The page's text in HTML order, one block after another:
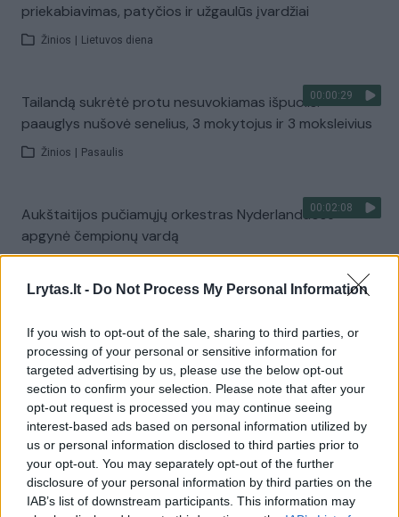
Lrytas.lt - Do Not Process My Personal Information
If you wish to opt-out of the sale, sharing to third parties, or
processing of your personal or sensitive information for
targeted advertising by us, please use the below opt-out
section to confirm your selection. Please note that after your
opt-out request is processed you may continue seeing
interest-based ads based on personal information utilized by
us or personal information disclosed to third parties prior to
your opt-out. You may separately opt-out of the further
disclosure of your personal information by third parties on the
IAB’s list of downstream participants. This information may
priekabiavimas, patyčios ir užgaulūs įvardžiai
Žinios Lietuvos diena
00:00:29
Tailandą sukrėtė protu nesuvokiamas išpuolis:
paauglys nušovė senelius, 3 mokytojus ir 3 moksleivius
Žinios Pasaulis
00:02:08
Aukštaitijos pučiamųjų orkestras Nyderlanduose
apgynė čempionų vardą
Žiūrimiausi įrašai
00:00:30
Vaizdai iš tragiškos avarijos Vilniaus r.: dviejų moterų ir
vaiko gyvybių išgelbėti nepavyko